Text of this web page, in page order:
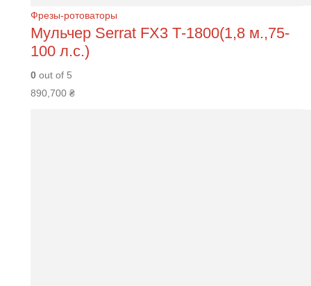
Фрезы-ротоваторы
Мульчер Serrat FХ3 Т-1800(1,8 м.,75-
100 л.с.)
0 out of 5
890,700 ₴